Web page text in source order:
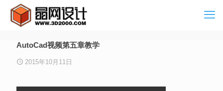
AutoCad视频第五章教学
2015年10月11日